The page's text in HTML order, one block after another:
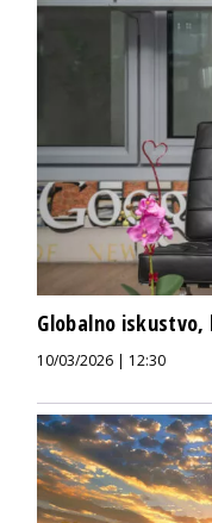
Globalno
10/03/2026 | 12:30